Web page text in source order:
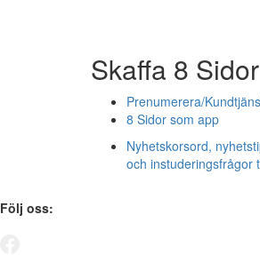
Skaffa 8 Sidor
Prenumerera/
8 Sidor som app
Nyhetskorsord,
och instuderingsfrågor
Följ oss: